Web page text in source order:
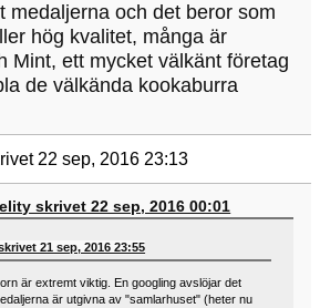
medaljerna och det beror som
hög kvalitet, många är
Mint, ett mycket välkänt företag
de välkända kookaburra
22 sep, 2016 23:13
skrivet 22 sep, 2016 00:01
21 sep, 2016 23:55
är extremt viktig. En googling avslöjar det
är utgivna av "samlarhuset" (heter nu